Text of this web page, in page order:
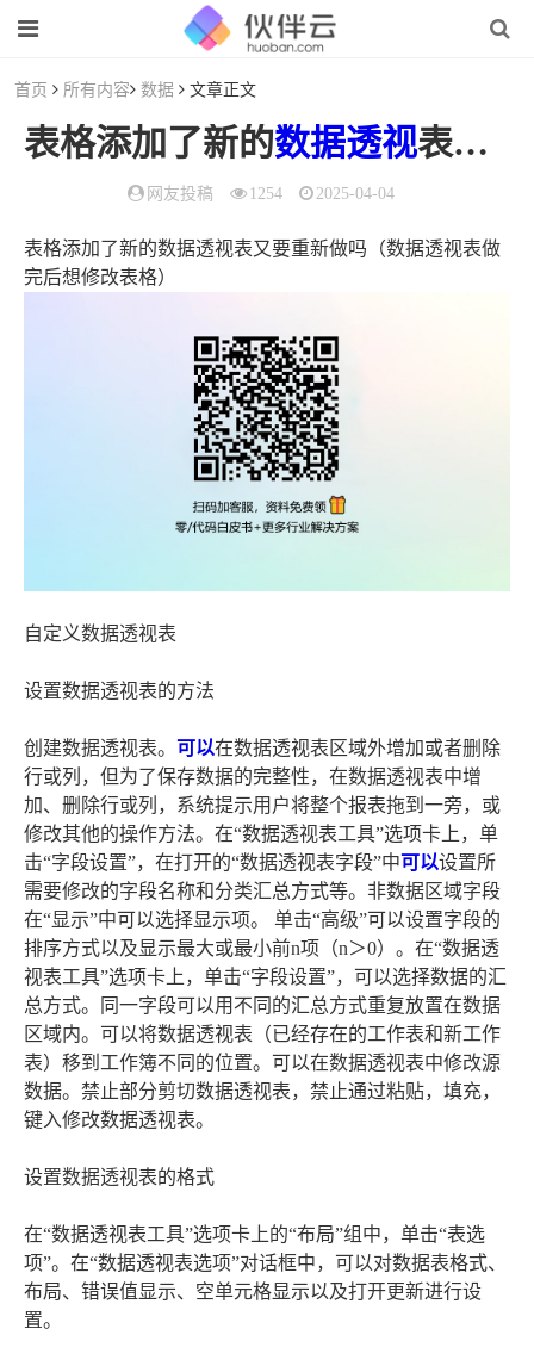
首页 所有内容 数据 文章正文
表格添加了新的数据透视表又要重新做吗（
网友投稿 1254 2025-04-04
表格添加了新的数据透视表又要重新做吗（数据透视表做
完后想修改表格）
自定义数据透视表
设置数据透视表的方法
创建数据透视表。 可以在数据透视表区域外增加或者删除
行或列，但为了保存数据的完整性，在数据透视表中增
加、删除行或列，系统提示用户将整个报表拖到一旁，或
修改其他的操作方法。在“数据透视表工具”选项卡上，单
击“字段设置”，在打开的“数据透视表字段”中可以设置所
需要修改的字段名称和分类汇总方式等。非数据区域字段
在“显示”中可以选择显示项。 单击“高级”可以设置字段的
排序方式以及显示最大或最小前n项（n＞0）。在“数据透
视表工具”选项卡上，单击“字段设置”，可以选择数据的汇
总方式。同一字段可以用不同的汇总方式重复放置在数据
区域内。可以将数据透视表（已经存在的工作表和新工作
表）移到工作簿不同的位置。可以在数据透视表中修改源
数据。禁止部分剪切数据透视表，禁止通过粘贴，填充，
键入修改数据透视表。
设置数据透视表的格式
在“数据透视表工具”选项卡上的“布局”组中，单击“表选
项”。在“数据透视表选项”对话框中，可以对数据表格式、
布局、错误值显示、空单元格显示以及打开更新进行设
置。